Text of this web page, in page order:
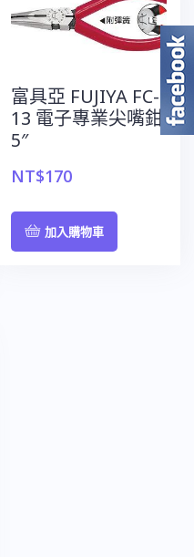
富具亞 FUJIYA FC-
13 電子專業尖嘴鉗
5″
NT$170
加入購物車